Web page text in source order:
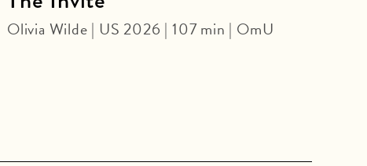
Olivia Wilde | US 2026 | 107 min | OmU